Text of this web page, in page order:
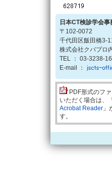
日本CT検診学会事
〒102-0072
千代田区飯田橋3-
株式会社クバプロ
TEL ： 03-3238-
E-mail ：
PDF形式のフ
いただく場合は、「
Acrobat Reader 」
す。